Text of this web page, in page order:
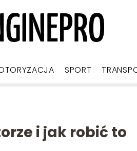
SPORT
i jak robić to